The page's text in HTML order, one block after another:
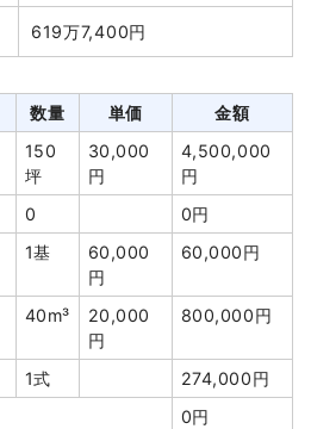
18坪 20,000円
360,000円
1式
20,000円
10m³ 8,000円
80,000円
158,000円
6,600円
92,000円
1,242,000円
619万7,400円
数量 単価
金額
150
坪
30,000
円
4,500,000
円
0
0円
1基
60,000
円
60,000円
40m³
20,000
円
800,000円
1式
274,000円
0円